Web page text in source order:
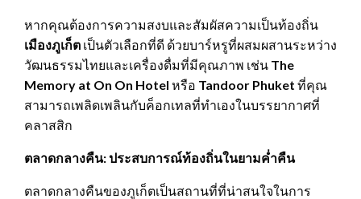
หากคุณต้องการความสงบและสัมผัสความเป็นท้องถิ่น
เมืองภูเก็ต เป็นตัวเลือกที่ดี ด้วยบาร์หรูที่ผสมผสานระหว่าง
วัฒนธรรมไทยและเครื่องดื่มที่มีคุณภาพ เช่น The
Memory at On On Hotel หรือ Tandoor Phuket ที่คุณ
สามารถเพลิดเพลินกับค็อกเทลที่ทำเองในบรรยากาศที่
คลาสสิก
ตลาดกลางคืน: ประสบการณ์ท้องถิ่นในยามค่ำคืน
ตลาดกลางคืนของภูเก็ตเป็นสถานที่ที่น่าสนใจในการ